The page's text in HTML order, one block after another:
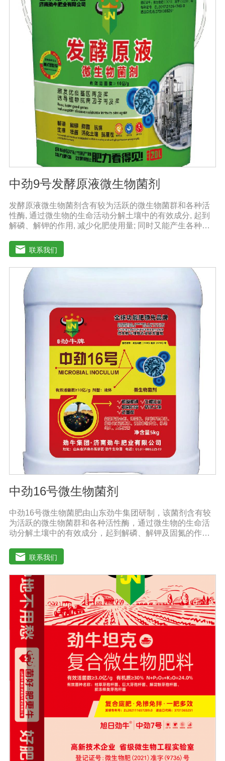
病害。同时还有提高作物免疫力和抗逆性，促进作物生
长，改善品质，促进生长的代谢产物，促进根系生长，产
生分解不溶性磷酸盐、硅酸盐和含钾矿物的代谢产物，促
进植物对磷、钾、硅等营养元素的利用；增产30%-50%；
提早成熟，最终达到增产增收的目的。且持效期较长，对
环境友好，对生态没有破坏性，符合我国农业可持续发展
的要求，是生产绿色食品作物的首选产品。
中劲9号发酵原液微生物菌剂
发酵原液微生物菌剂含有较为活跃的微生物菌群和各种活
性酶, 通过微生物的生命活动分解土壤中的有效成分, 起到
解磷、解钾的作用, 减少化肥使用量; 同时又能产生各种农
刺激调节植物生长; 并且能产生抗生素、系统防卫酶等多种
物质, 可以抑制细菌或真菌性病害或诱导系统抗性, 间接达
到促进植物生长的作用。【产品功能】1、改善土填养分疏
松土壤, 提高土壤通透性和保水保肥能力, 增加土壤有机质
防止板结, 有效解决因连工连作、重茬等原因造成的减产问
题。2、解磷解钾、提高化肥利用率有效菌能分解土壤中的
有机质, 减少氨肥的流失; 其中解钾解磷菌能将土壤中固化
的化学钾肥、化学磷肥分解转化为速效钾、速效磷。3、改
善作物品质使用菌剂后, 作物中的蛋白质、糖分、氮基酸、
维生素等有益成分含量有所提高, 起到改善作物品质的作
用。4、增强作物的抗逆性能、提高产量分泌赤霉素、细胞
分裂素、生长素等活性物质, 刺激、调节、促进作物的生长
发育, 增强农作物的抗逆性能, 有利于农作物的增产5、预
防、抑制细菌、真菌性病害如:小麦根腐病、镰刀菌、姜腐
病、黄萎病、灰葡萄孢、香蕉与棉花等枯萎病。
联系我们
中劲16号微生物菌剂
中劲16号微生物菌肥由山东劲牛集团研制，该菌剂含有较
为活跃的微生物菌群和各种活性酶，通过微生物的生命活
动分解土壤中的有效成分，起到解磷、解钾及固氮的作
物激素、酸性物质以及维生素，能不同程度地刺激调节植
物生长；并且能产生铁载体、抗生素、系统防卫酶等多种
物质，可以抑制细菌或真菌性病害或诱导系统抗性间接达
到促进植物生长的作用。●传导性强，生根护根，平衡土壤
微生物环境，形成有益菌屏障，提高作物的抗病性，苗齐
苗壮。●增强植物免疫能力，提高植物对高温、低温、干
旱、药害、盐害等逆境的抗逆能力。●营养丰富，促进植物
生长发育，叶片更加柔软浓绿、毛细根增多，预防早衰，
增产提质。【适用范围】玉米、小麦、果树、土豆、红
薯、辣椒、番茄、黄瓜丶韮菜、甘蓝等瓜果、蔬菜。【注
意事项】1.本品内含大量有益活菌，不可与杀菌剂混合使
用，用过农药 的喷雾器一定要认真清洗后在喷菌剂。2.本
品如与化肥混用，要现混现用。【贮 存】于阴凉干燥处保
存，避免阳光直射和雨淋【保 质 期】24个月【性 状】粉
剂【活 菌 数】≥10亿/克
联系我们